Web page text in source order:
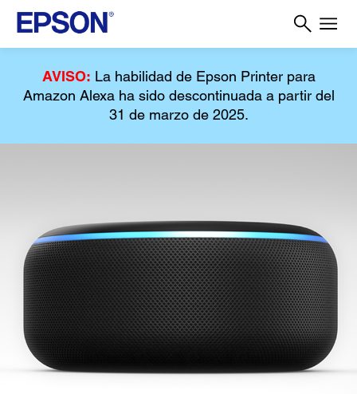
AVISO: La habilidad de Epson Printer para
Amazon Alexa ha sido descontinuada a partir del
31 de marzo de 2025.